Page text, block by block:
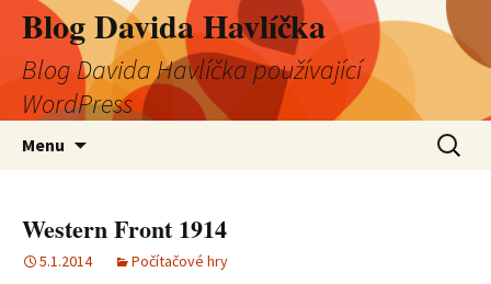
Blog Davida Havlíčka
Blog Davida Havlíčka používající
WordPress
Menu
Western Front 1914
5.1.2014 Počítačové hry